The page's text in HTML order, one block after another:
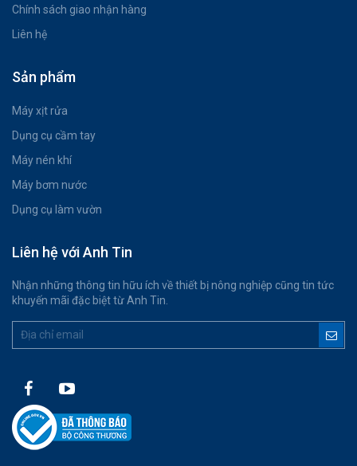
Chính sách giao nhận hàng
Liên hệ
Sản phẩm
Máy xịt rửa
Dụng cụ cầm tay
Máy nén khí
Máy bơm nước
Dụng cụ làm vườn
Liên hệ với Anh Tin
Nhận những thông tin hữu ích về thiết bị nông nghiệp cũng tin tức
khuyến mãi đặc biệt từ Anh Tin.